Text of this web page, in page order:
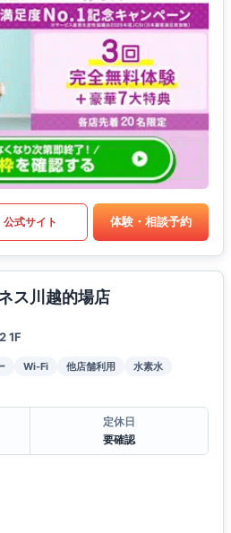
公式サイト 体験・相談予約
ス川越的場店
1F
Wi-Fi 他店舗利用
水素水
定休日
要確認